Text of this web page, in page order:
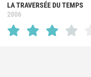
LA TRAVERSÉE DU TEMPS
2006